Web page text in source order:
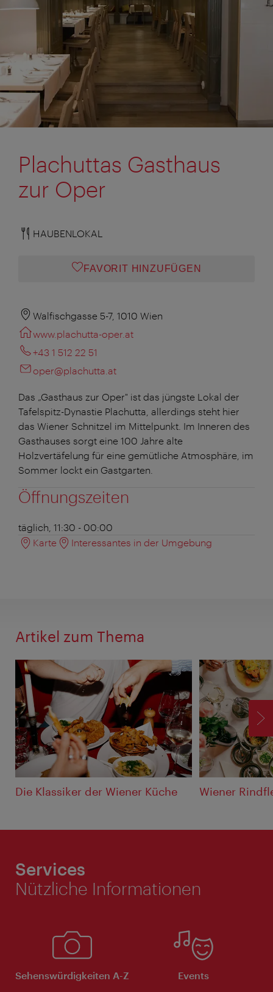
Plachuttas Gasthaus
zur Oper
HAUBENLOKAL
FAVORIT HINZUFÜGEN
Walfischgasse 5-7, 1010 Wien
www.plachutta-oper.at
+43 1 512 22 51
oper@plachutta.at
Das „Gasthaus zur Oper" ist das jüngste Lokal der
Tafelspitz-Dynastie Plachutta, allerdings steht hier
das Wiener Schnitzel im Mittelpunkt. Im Inneren des
Gasthauses sorgt eine 100 Jahre alte
Holzvertäfelung für eine gemütliche Atmosphäre, im
Sommer lockt ein Gastgarten.
Öffnungszeiten
täglich, 11:30 - 00:00
Karte
Interessantes in der Umgebung
Artikel zum Thema
Die Klassiker der Wiener Küche Wiener
Services
Nützliche Informationen
Sehenswürdigkeiten A-Z Events